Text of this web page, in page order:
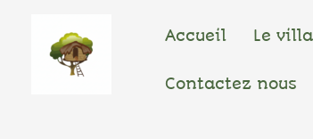
Contenu
Accueil Le
Contactez nous